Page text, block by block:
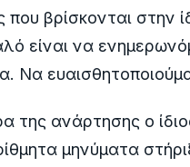
που βρίσκονται στην
είναι να
Να
της ανάρτησης ο
μηνύματα